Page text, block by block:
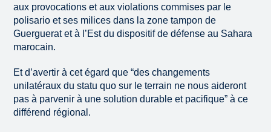
aux provocations et aux violations commises par le
polisario et ses milices dans la zone tampon de
Guerguerat et à l’Est du dispositif de défense au Sahara
marocain.
Et d’avertir à cet égard que “des changements
unilatéraux du statu quo sur le terrain ne nous aideront
pas à parvenir à une solution durable et pacifique” à ce
différend régional.